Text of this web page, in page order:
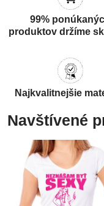
99%
produktov držíme
Najkvalitnejšie
Navštívené